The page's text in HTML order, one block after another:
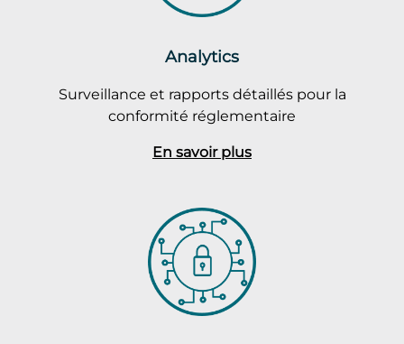
Analytics
Surveillance et rapports détaillés pour la
conformité réglementaire
En savoir plus